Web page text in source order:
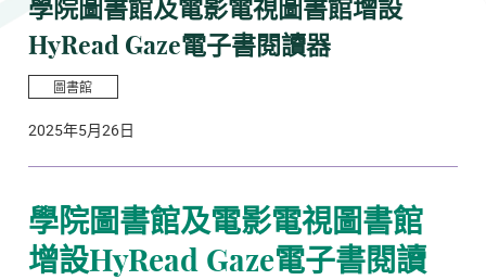
學院圖書館及電影電視圖書館增設
HyRead Gaze電子書閱讀器​
圖書館
2025年5月26日
學院圖書館及電影電視圖書館
增設HyRead Gaze電子書閱讀